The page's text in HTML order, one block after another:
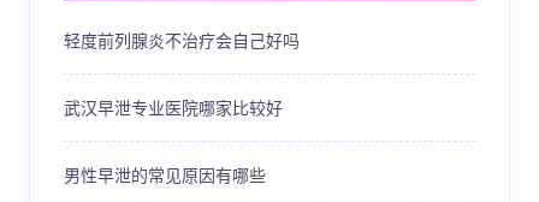
轻度前列腺炎不治疗会自己好吗
武汉早泄专业医院哪家比较好
男性早泄的常见原因有哪些